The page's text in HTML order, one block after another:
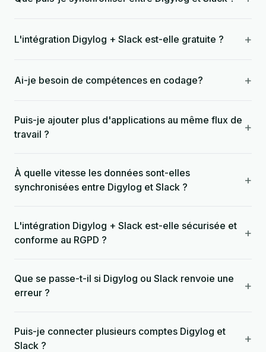
L'intégration Digylog + Slack est-elle gratuite ? +
Ai-je besoin de compétences en codage? +
Puis-je ajouter plus d'applications au même flux de
travail ?
+
À quelle vitesse les données sont-elles
synchronisées entre Digylog et Slack ?
+
L'intégration Digylog + Slack est-elle sécurisée et
conforme au RGPD ?
+
Que se passe-t-il si Digylog ou Slack renvoie une
erreur ?
+
Puis-je connecter plusieurs comptes Digylog et
Slack ?
+